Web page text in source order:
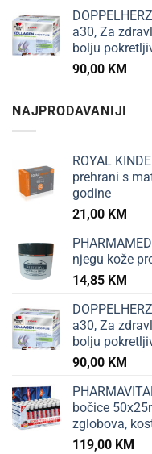
a30, Za
bolju
90,00 KM
NAJPRODAVANIJI
ROYAL
prehrani s
godine
21,00 KM
njegu kože
14,85 KM
a30, Za
bolju
90,00 KM
bočice
zglobova,
119,00 KM